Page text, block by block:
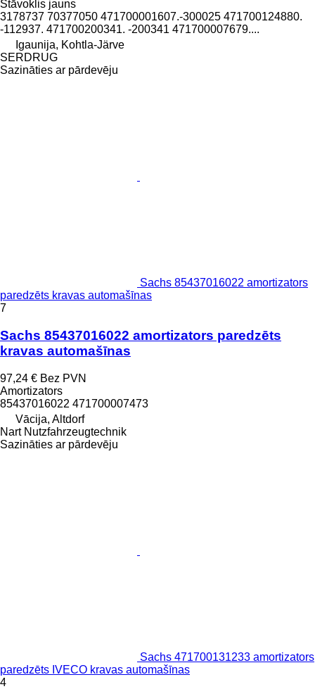
Stāvoklis jauns
3178737 70377050 471700001607.-300025 471700124880.
-112937. 471700200341. -200341 471700007679....
Igaunija, Kohtla-Järve
SERDRUG
Sazināties ar pārdevēju
Sachs 85437016022 amortizators
paredzēts kravas automašīnas
7
Sachs 85437016022 amortizators paredzēts
kravas automašīnas
97,24 € Bez PVN
Amortizators
85437016022 471700007473
Vācija, Altdorf
Nart Nutzfahrzeugtechnik
Sazināties ar pārdevēju
Sachs 471700131233 amortizators
paredzēts IVECO kravas automašīnas
4